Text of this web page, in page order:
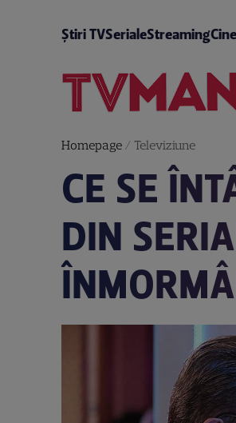
Știri TVSerialeStreaming
Homepage/ Televiziune
CE SE
DIN